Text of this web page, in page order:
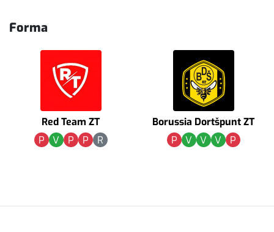
Forma
Red Team ZT
P
V P P R
Borussia Dortšpunt ZT
P
V V V P